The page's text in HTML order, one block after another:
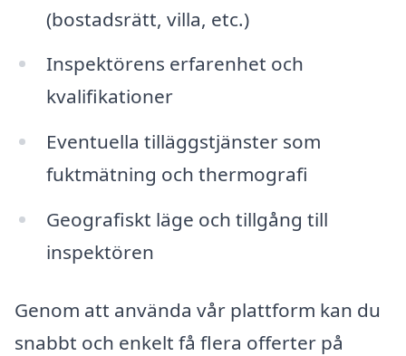
(bostadsrätt, villa, etc.)
Inspektörens erfarenhet och
kvalifikationer
Eventuella tilläggstjänster som
fuktmätning och thermografi
Geografiskt läge och tillgång till
inspektören
Genom att använda vår plattform kan du
snabbt och enkelt få flera offerter på